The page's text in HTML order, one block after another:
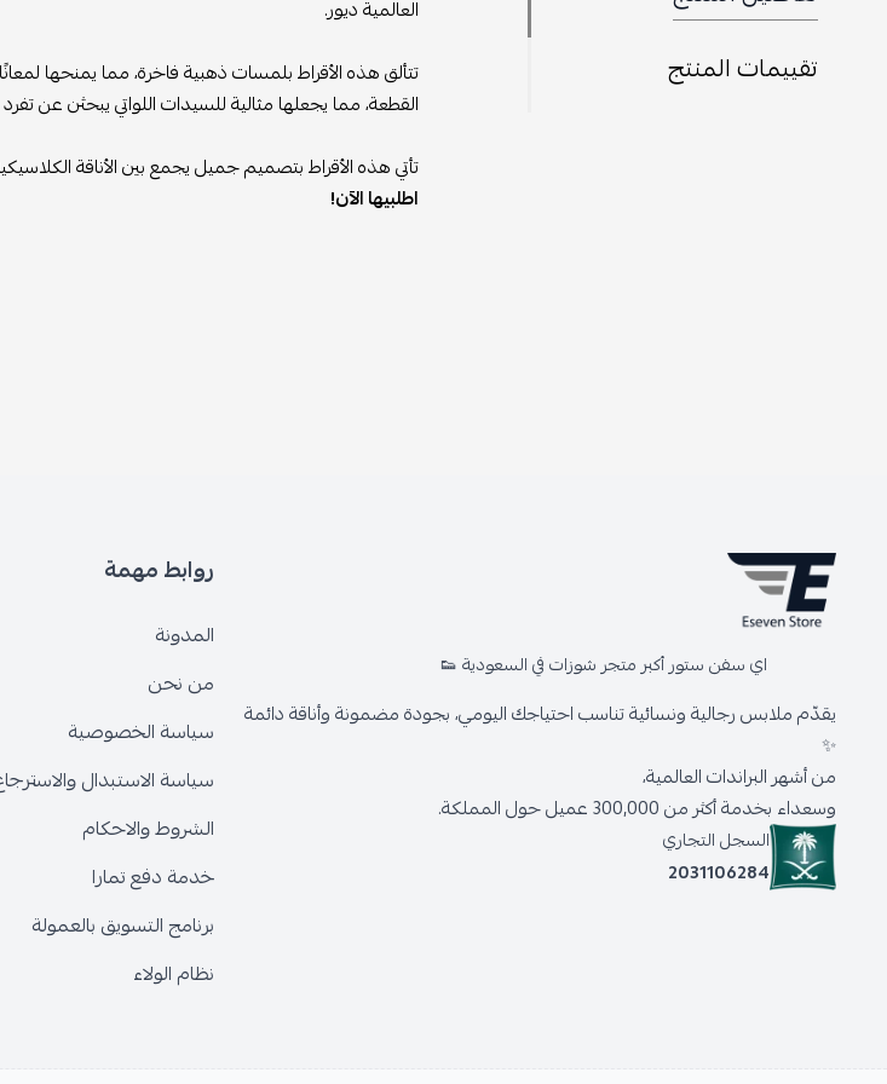
تقييمات المنتج
العالمية ديور.
تتألق هذه الأقراط بلمسات ذهبية فاخرة، مما يمنحها
القطعة، مما يجعلها مثالية للسيدات اللواتي يبحثن عن
تأتي هذه الأقراط بتصميم جميل يجمع بين الأناقة
اطلبيها الآن!
اي سفن ستور أكبر متجر شوزات في السعودية 👟
يقدّم ملابس رجالية ونسائية تناسب احتياجك اليومي، بجودة مضمونة وأناقة دائمة
✨
من أشهر البراندات العالمية،
وسعداء بخدمة أكثر من 300,000 عميل حول المملكة.
السجل التجاري
2031106284
روابط مهمة
المدونة
من نحن
سياسة الخصوصية
سياسة الاستبدال
الشروط والاحكام
خدمة دفع تمارا
برنامج التسويق بالعمولة
نظام الولاء